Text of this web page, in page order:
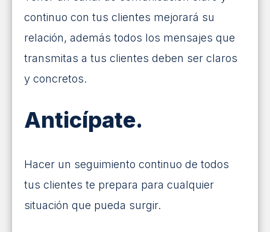
continuo con tus clientes mejorará su
relación, además todos los mensajes que
transmitas a tus clientes deben ser claros
y concretos.
Anticípate.
Hacer un seguimiento continuo de todos
tus clientes te prepara para cualquier
situación que pueda surgir.